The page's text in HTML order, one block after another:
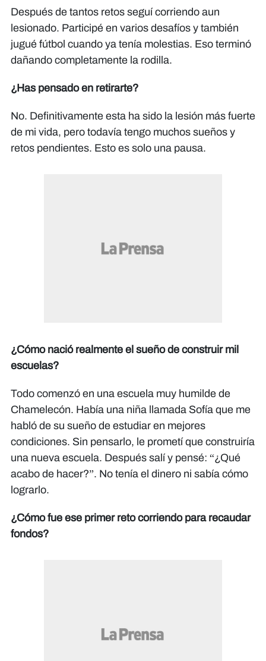
Después de tantos retos seguí corriendo aun
lesionado. Participé en varios desafíos y también
jugué fútbol cuando ya tenía molestias. Eso terminó
dañando completamente la rodilla.
¿Has pensado en retirarte?
No. Definitivamente esta ha sido la lesión más fuerte
de mi vida, pero todavía tengo muchos sueños y
retos pendientes. Esto es solo una pausa.
¿Cómo nació realmente el sueño de construir mil
escuelas?
Todo comenzó en una escuela muy humilde de
Chamelecón. Había una niña llamada Sofía que me
habló de su sueño de estudiar en mejores
condiciones. Sin pensarlo, le prometí que construiría
una nueva escuela. Después salí y pensé: “¿Qué
acabo de hacer?”. No tenía el dinero ni sabía cómo
lograrlo.
¿Cómo fue ese primer reto corriendo para recaudar
fondos?